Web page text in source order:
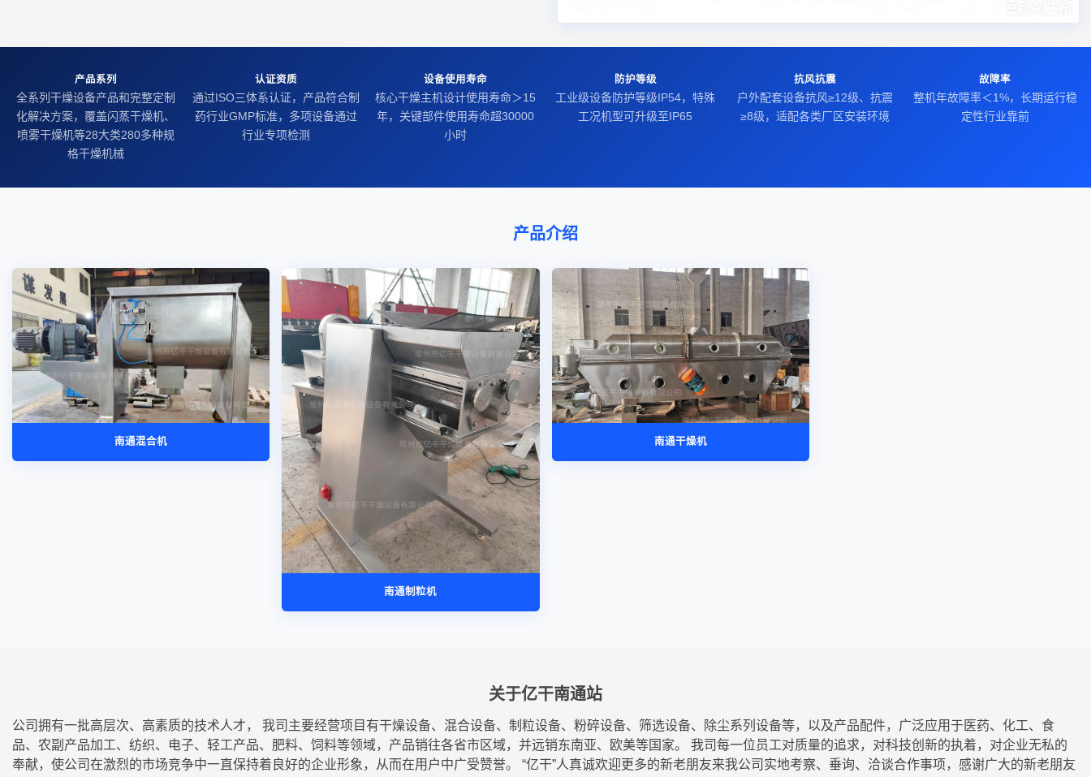
产品系列
全系列干燥设备产品和完整定制
化解决方案，覆盖闪蒸干燥机、
喷雾干燥机等28大类280多种规
格干燥机械
认证资质
通过ISO三体系认证，产品符合制
药行业GMP标准，多项设备通过
行业专项检测
设备使用寿命
核心干燥主机设计使用寿命＞15
年，关键部件使用寿命超30000
小时
防护等级
工业级设备防护等级IP54，特殊
工况机型可升级至IP65
抗风抗震
户外配套设备抗风≥12级、抗震
≥8级，适配各类厂区安装环境
故障率
整机年故障率＜1%，长期运行稳
定性行业靠前
产品介绍
南通混合机
南通制粒机
南通干燥机
关于亿干南通站
公司拥有一批高层次、高素质的技术人才， 我司主要经营项目有干燥设备、混合设备、制粒设备、粉碎设备、筛选设备、除尘系列设备等，以及产品配件，广泛应用于医药、化工、食
品、农副产品加工、纺织、电子、轻工产品、肥料、饲料等领域，产品销往各省市区域，并远销东南亚、欧美等国家。 我司每一位员工对质量的追求，对科技创新的执着，对企业无私的
奉献，使公司在激烈的市场竞争中一直保持着良好的企业形象，从而在用户中广受赞誉。 “亿干”人真诚欢迎更多的新老朋友来我公司实地考察、垂询、洽谈合作事项，感谢广大的新老朋友